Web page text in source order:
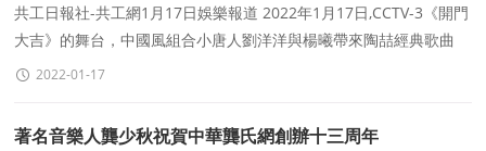
說》
共工日報社-共工網1月17日娛樂報道 2022年1月17日,CCTV-3《開門
大吉》的舞台，中國風組合小唐人劉洋洋與楊曦帶來陶喆經典歌曲
《Susan說》，一場穿越古今的聽覺盛宴，俘獲全
2022-01-17
著名音樂人龔少秋祝賀中華龔氏網創辦十三周年